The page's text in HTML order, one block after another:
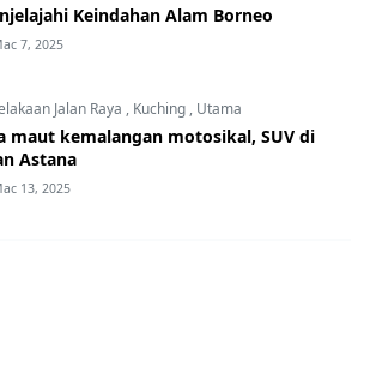
Keindahan Alam Borneo
7, 2025
Jalan Raya , Kuching, Utama
maut kemalangan motosikal, SUV di
Astana
13, 2025